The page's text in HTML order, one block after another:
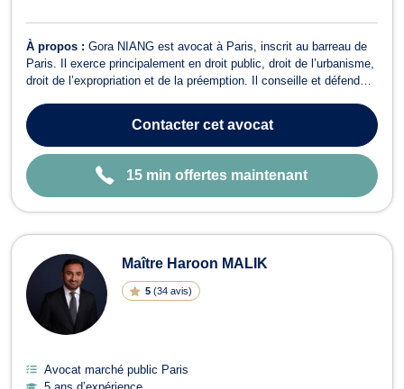
À propos : Gora NIANG est avocat à Paris, inscrit au barreau de
Paris. Il exerce principalement en droit public, droit de l’urbanisme,
droit de l’expropriation et de la préemption. Il conseille et défend
publiques dans leurs relations avec l’administration et dans l...
Contactercet avocat
15 min offertes maintenant
Maître Haroon MALIK
5 (34 avis)
Avocat marché public Paris